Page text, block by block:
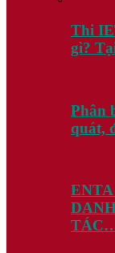
Thi
gì?
Phân
quát,